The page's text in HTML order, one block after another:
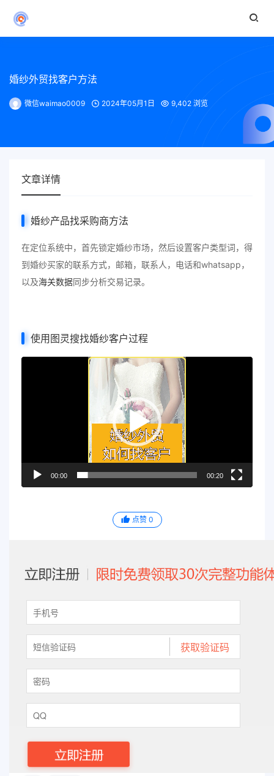
婚纱外贸找客户方法
微信waimao0009 2024年05月1日 9,402 浏览
文章详情
婚纱产品找采购商方法
在定位系统中，首先锁定婚纱市场，然后设置客户类型词，得
到婚纱买家的联系方式，邮箱，联系人，电话和whatsapp，
以及海关数据同步分析交易记录。
使用图灵搜找婚纱客户过程
00:00 00:20
点赞 0